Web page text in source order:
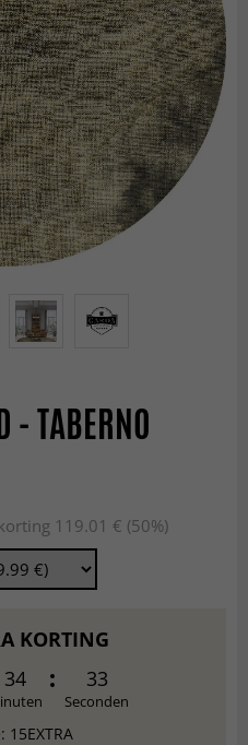
- TABERNO
119.01 € (50%)
KORTING
34 31
Seconden
15EXTRA